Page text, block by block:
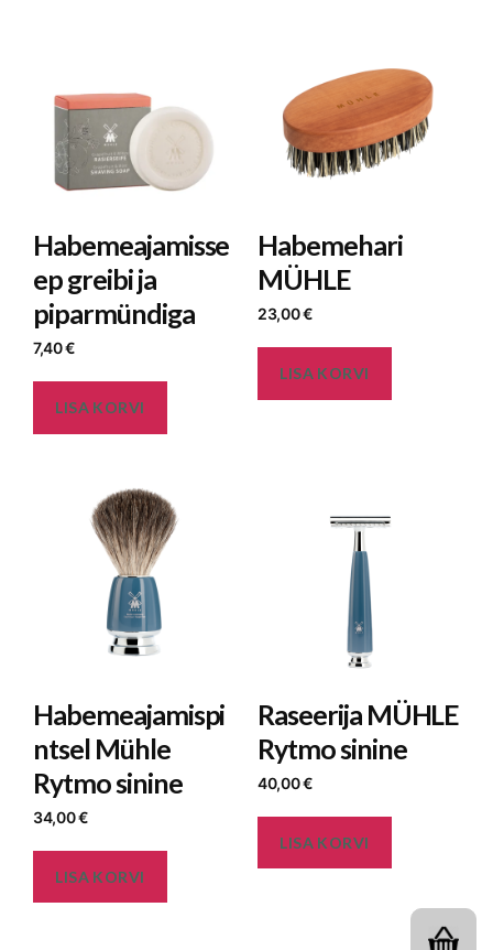
Habemeajamisse
ep greibi ja
piparmündiga
7,40€
LISA KORVI
Habemehari
MÜHLE
23,00€
LISA KORVI
Habemeajamispi
ntsel Mühle
Rytmo sinine
34,00€
LISA KORVI
Raseerija MÜHLE
Rytmo sinine
40,00€
LISA KORVI